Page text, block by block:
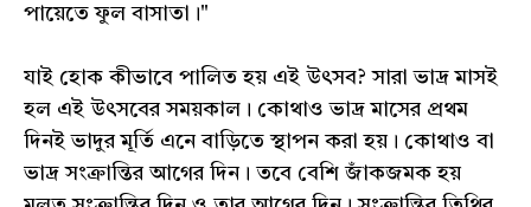
পায়েতে ফুল বাসাতা।"
যাই হোক কীভাবে পালিত হয় এই উৎসব? সারা ভাদ্র মাসই
হল এই উৎসবের সময়কাল। কোথাও ভাদ্র মাসের প্রথম
দিনই ভাদুর মূর্তি এনে বাড়িতে স্থাপন করা হয়। কোথাও বা
ভাদ্র সংক্রান্তির আগের দিন। তবে বেশি জাঁকজমক হয়